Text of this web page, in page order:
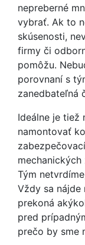
nepreberné
vybrať. Ak to
skúsenosti,
firmy či
pomôžu.
porovnaní s
zanedbateľná
Ideálne je tiež
namontovať
Tým
Vždy sa
prekoná
pred
prečo by sme